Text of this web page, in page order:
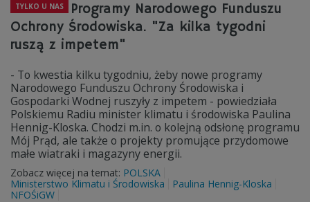
TYLKO U NAS
Programy Narodowego Funduszu
Ochrony Środowiska. "Za kilka tygodni
ruszą z impetem"
- To kwestia kilku tygodniu, żeby nowe programy
Narodowego Funduszu Ochrony Środowiska i
Gospodarki Wodnej ruszyły z impetem - powiedziała
Polskiemu Radiu minister klimatu i środowiska Paulina
Hennig-Kloska. Chodzi m.in. o kolejną odsłonę programu
Mój Prąd, ale także o projekty promujące przydomowe
małe wiatraki i magazyny energii.
Zobacz więcej na temat: POLSKA
Ministerstwo Klimatu i Środowiska
Paulina Hennig-Kloska
NFOŚiGW